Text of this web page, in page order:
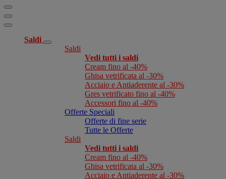
Saldi
Saldi
Vedi tutti i saldi
Cream fino al -40%
Ghisa vetrificata al -30%
Acciaio e Antiaderente al -30%
Gres vetrificato fino al -40%
Accessori fino al -40%
Offerte Speciali
Offerte di fine serie
Tutte le Offerte
Saldi
Vedi tutti i saldi
Cream fino al -40%
Ghisa vetrificata al -30%
Acciaio e Antiaderente al -30%